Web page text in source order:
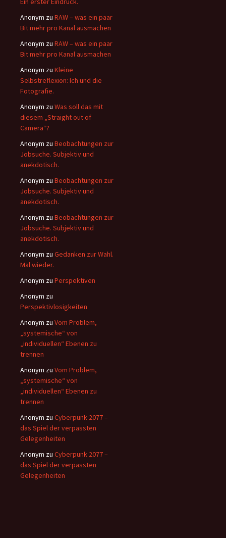
Anonym zu RAW – was ein paar
Bit mehr pro Kanal ausmachen
Anonym zu RAW – was ein paar
Bit mehr pro Kanal ausmachen
Anonym zu Kleine
Selbstreflexion: Ich und die
Fotografie.
Anonym zu Was soll das mit
diesem „Straight out of
Camera“?
Anonym zu Beobachtungen zur
Jobsuche. Subjektiv und
anekdotisch.
Anonym zu Beobachtungen zur
Jobsuche. Subjektiv und
anekdotisch.
Anonym zu Beobachtungen zur
Jobsuche. Subjektiv und
anekdotisch.
Anonym zu Gedanken zur Wahl.
Mal wieder.
Anonym zu Perspektiven
Anonym zu
Perspektivlosigkeiten
Anonym zu Vom Problem,
„systemische“ von
„individuellen“ Ebenen zu
trennen
Anonym zu Vom Problem,
„systemische“ von
„individuellen“ Ebenen zu
trennen
Anonym zu Cyberpunk 2077 –
das Spiel der verpassten
Gelegenheiten
Anonym zu Cyberpunk 2077 –
das Spiel der verpassten
Gelegenheiten